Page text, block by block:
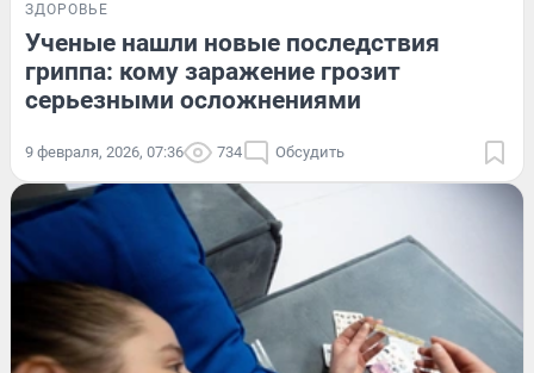
ЗДОРОВЬЕ
Ученые нашли новые последствия
гриппа: кому заражение грозит
серьезными осложнениями
9 февраля, 2026, 07:36 734 Обсудить